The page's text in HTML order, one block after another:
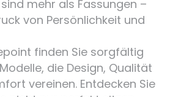
mehr als Fassungen –
von Persönlichkeit und
finden Sie sorgfältig
die Design, Qualität
vereinen. Entdecken Sie